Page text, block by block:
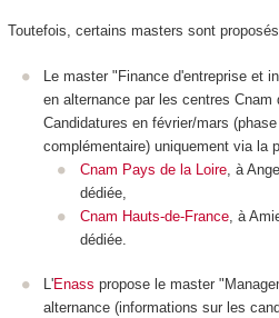
Toutefois, certains masters sont
Le master "Finance d'entreprise et
en alternance par les centres Cnam
Candidatures en février/mars
complémentaire) uniquement via la
Cnam Pays de la Loire, à
dédiée,
Cnam Hauts-de-France, à
dédiée.
L'Enass propose le master
alternance (informations sur les